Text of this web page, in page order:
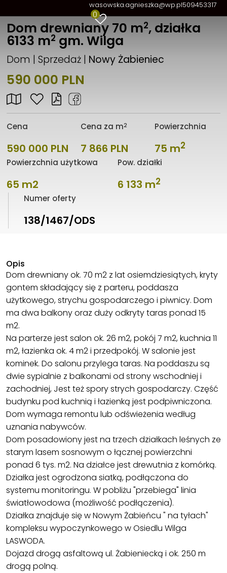
wasowska.agnieszka@wp.pl509453317
0
Dom drewniany 70 m2, działka
6133 m2 gm. Wilga
Dom | Sprzedaż | Nowy Żabieniec
590 000 PLN
Cena
590 000 PLN
Cena za m2
7 866 PLN
Powierzchnia
75 m2
Powierzchnia użytkowa
65 m2
Pow. działki
6 133 m2
Numer oferty
138/1467/ODS
Opis
Dom drewniany ok. 70 m2 z lat osiemdziesiątych, kryty
gontem składający się z parteru, poddasza
użytkowego, strychu gospodarczego i piwnicy. Dom
ma dwa balkony oraz duży odkryty taras ponad 15
m2.
Na parterze jest salon ok. 26 m2, pokój 7 m2, kuchnia 11
m2, łazienka ok. 4 m2 i przedpokój. W salonie jest
kominek. Do salonu przylega taras. Na poddaszu są
dwie sypialnie z balkonami od strony wschodniej i
zachodniej, Jest też spory strych gospodarczy. Część
budynku pod kuchnią i łazienką jest podpiwniczona.
Dom wymaga remontu lub odświeżenia według
uznania nabywców.
Dom posadowiony jest na trzech działkach leśnych ze
starym lasem sosnowym o łącznej powierzchni
ponad 6 tys. m2. Na działce jest drewutnia z komórką.
Działka jest ogrodzona siatką, podłączona do
systemu monitoringu. W pobliżu "przebiega" linia
światłowodowa (możliwość podłączenia).
Działka znajduje się w Nowym Żabieńcu " na tyłach"
kompleksu wypoczynkowego w Osiedlu Wilga
LASWODA.
Dojazd drogą asfaltową ul. Żabieniecką i ok. 250 m
drogą polną.